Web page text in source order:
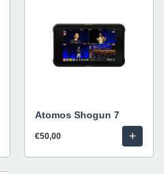
Atomos Shogun 7
€50,00 +